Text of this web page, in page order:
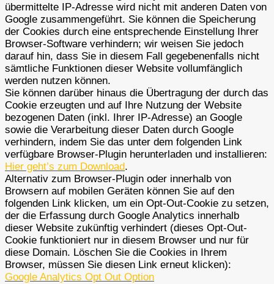
übermittelte IP-Adresse wird nicht mit anderen Daten von
Google zusammengeführt. Sie können die Speicherung
der Cookies durch eine entsprechende Einstellung Ihrer
Browser-Software verhindern; wir weisen Sie jedoch
darauf hin, dass Sie in diesem Fall gegebenenfalls nicht
sämtliche Funktionen dieser Website vollumfänglich
werden nutzen können.
Sie können darüber hinaus die Übertragung der durch das
Cookie erzeugten und auf Ihre Nutzung der Website
bezogenen Daten (inkl. Ihrer IP-Adresse) an Google
sowie die Verarbeitung dieser Daten durch Google
verhindern, indem Sie das unter dem folgenden Link
verfügbare Browser-Plugin herunterladen und installieren:
Hier geht’s zum Download.
Alternativ zum Browser-Plugin oder innerhalb von
Browsern auf mobilen Geräten können Sie auf den
folgenden Link klicken, um ein Opt-Out-Cookie zu setzen,
der die Erfassung durch Google Analytics innerhalb
dieser Website zukünftig verhindert (dieses Opt-Out-
Cookie funktioniert nur in diesem Browser und nur für
diese Domain. Löschen Sie die Cookies in Ihrem
Browser, müssen Sie diesen Link erneut klicken):
Google Analytics Opt Out Option